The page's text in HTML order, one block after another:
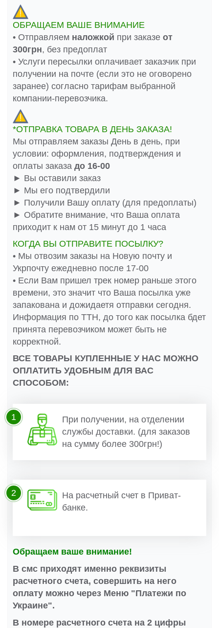
ОБРАЩАЕМ ВАШЕ ВНИМАНИЕ
• Отправляем наложкой при заказе от
300грн, без предоплат
• Услуги пересылки оплачивает заказчик при
получении на почте (если это не оговорено
заранее) согласно тарифам выбранной
компании-перевозчика.
*ОТПРАВКА ТОВАРА В ДЕНЬ ЗАКАЗА!
Мы отправляем заказы День в день, при
условии: оформления, подтверждения и
оплаты заказа до 16-00
► Вы оставили заказ
► Мы его подтвердили
► Получили Вашу оплату (для предоплаты)
► Обратите внимание, что Ваша оплата
приходит к нам от 15 минут до 1 часа
КОГДА ВЫ ОТПРАВИТЕ ПОСЫЛКУ?
• Мы отвозим заказы на Новую почту и
Укрпочту ежедневно после 17-00
• Если Вам пришел трек номер раньше этого
времени, это значит что Ваша посылка уже
запакована и дожидаетя отправки сегодня.
Информация по ТТН, до того как посылка бдет
принята перевозчиком может быть не
корректной.
ВСЕ ТОВАРЫ КУПЛЕННЫЕ У НАС МОЖНО
ОПЛАТИТЬ УДОБНЫМ ДЛЯ ВАС
СПОСОБОМ:
При получении, на отделении
службы доставки. (для заказов
на сумму более 300грн!)
1
На расчетный счет в Приват-
банке.
2
Обращаем ваше внимание!
В смс приходят именно реквизиты
расчетного счета, совершить на него
оплату можно через Меню "Платежи по
Украине".
В номере расчетного счета на 2 цифры